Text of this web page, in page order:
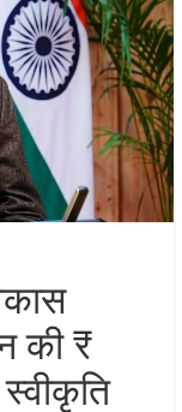
हरसंभव प्रोत्साहन
उपलब्ध कराना
मुख्यमंत्री धामी
ने अंतरराष्ट्रीय मंच
का गौरव: मुख्यमंत्री
नहीं, सभी कार्य
मुख्यमंत्री
नीति और लिगेसी
खेल अवसंरचना
निर्देश
की ₹